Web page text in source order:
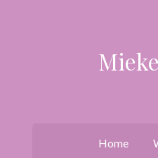
Ga
door
Ga
naar
Home